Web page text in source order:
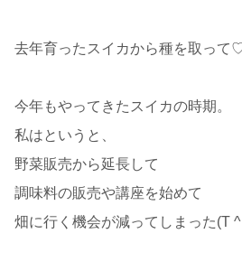
去年育ったスイカから種を取って
今年もやってきたスイカの時期。
私はというと、
野菜販売から延長して
調味料の販売や講座を始めて
畑に行く機会が減ってしまった(T